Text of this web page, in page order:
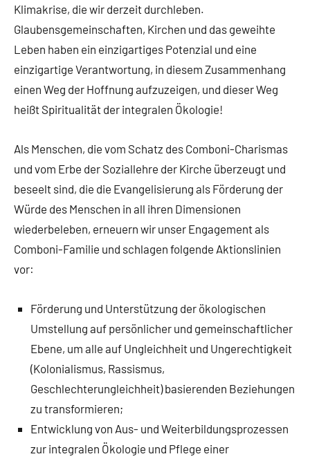
Klimakrise, die wir derzeit durchleben.
Glaubensgemeinschaften, Kirchen und das geweihte
Leben haben ein einzigartiges Potenzial und eine
einzigartige Verantwortung, in diesem Zusammenhang
einen Weg der Hoffnung aufzuzeigen, und dieser Weg
heißt Spiritualität der integralen Ökologie!
Als Menschen, die vom Schatz des Comboni-Charismas
und vom Erbe der Soziallehre der Kirche überzeugt und
beseelt sind, die die Evangelisierung als Förderung der
Würde des Menschen in all ihren Dimensionen
wiederbeleben, erneuern wir unser Engagement als
Comboni-Familie und schlagen folgende Aktionslinien
vor:
Förderung und Unterstützung der ökologischen
Umstellung auf persönlicher und gemeinschaftlicher
Ebene, um alle auf Ungleichheit und Ungerechtigkeit
(Kolonialismus, Rassismus,
Geschlechterungleichheit) basierenden Beziehungen
zu transformieren;
Entwicklung von Aus- und Weiterbildungsprozessen
zur integralen Ökologie und Pflege einer